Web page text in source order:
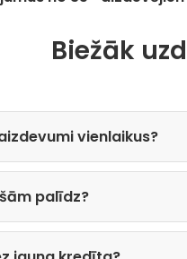
Biežāk
vienlaikus?
palīdz?